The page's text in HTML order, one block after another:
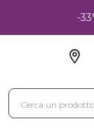
-